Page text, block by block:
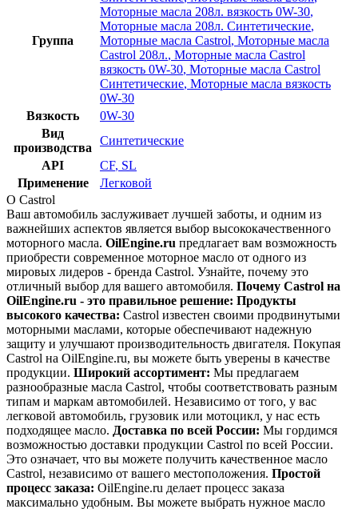
Группа
Моторные масла 208л. вязкость 0W-30,
Моторные масла 208л. Синтетические,
Моторные масла Castrol, Моторные масла
Castrol 208л., Моторные масла Castrol
вязкость 0W-30, Моторные масла Castrol
Синтетические, Моторные масла вязкость
0W-30
Вязкость
0W-30
Вид
производства
Синтетические
API
CF, SL
Применение
Легковой
О Castrol
Ваш автомобиль заслуживает лучшей заботы, и одним из
важнейших аспектов является выбор высококачественного
моторного масла. OilEngine.ru предлагает вам возможность
приобрести современное моторное масло от одного из
мировых лидеров - бренда Castrol. Узнайте, почему это
отличный выбор для вашего автомобиля. Почему Castrol на
OilEngine.ru - это правильное решение: Продукты
высокого качества: Castrol известен своими продвинутыми
моторными маслами, которые обеспечивают надежную
защиту и улучшают производительность двигателя. Покупая
Castrol на OilEngine.ru, вы можете быть уверены в качестве
продукции. Широкий ассортимент: Мы предлагаем
разнообразные масла Castrol, чтобы соответствовать разным
типам и маркам автомобилей. Независимо от того, у вас
легковой автомобиль, грузовик или мотоцикл, у нас есть
подходящее масло. Доставка по всей России: Мы гордимся
возможностью доставки продукции Castrol по всей России.
Это означает, что вы можете получить качественное масло
Castrol, независимо от вашего местоположения. Простой
процесс заказа: OilEngine.ru делает процесс заказа
максимально удобным. Вы можете выбрать нужное масло